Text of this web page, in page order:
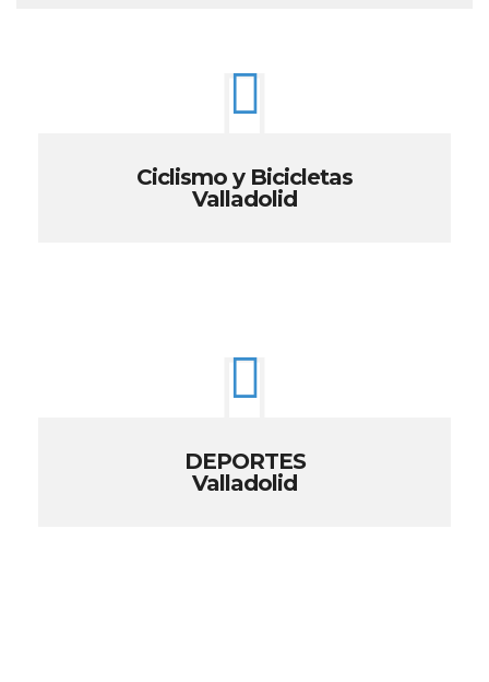
Ciclismo y Bicicletas
Valladolid
DEPORTES
Valladolid